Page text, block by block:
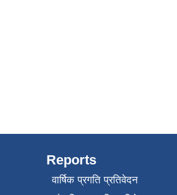
Reports
वार्षिक प्रगति प्रतिवेदन